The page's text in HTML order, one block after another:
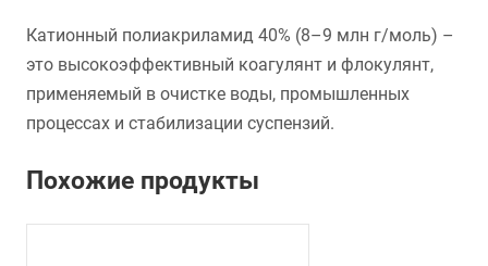
Катионный полиакриламид 40% (8–9 млн г/моль) –
это высокоэффективный коагулянт и флокулянт,
применяемый в очистке воды, промышленных
процессах и стабилизации суспензий.
Похожие продукты